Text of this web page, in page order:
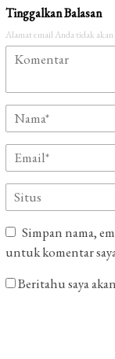
Tinggalkan Balasan
Alamat email Anda tidak
Simpan nama,
untuk komentar
Beritahu saya